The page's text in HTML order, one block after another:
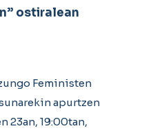
ostiralean
Feministen
apurtzen
23an, 19:00tan,